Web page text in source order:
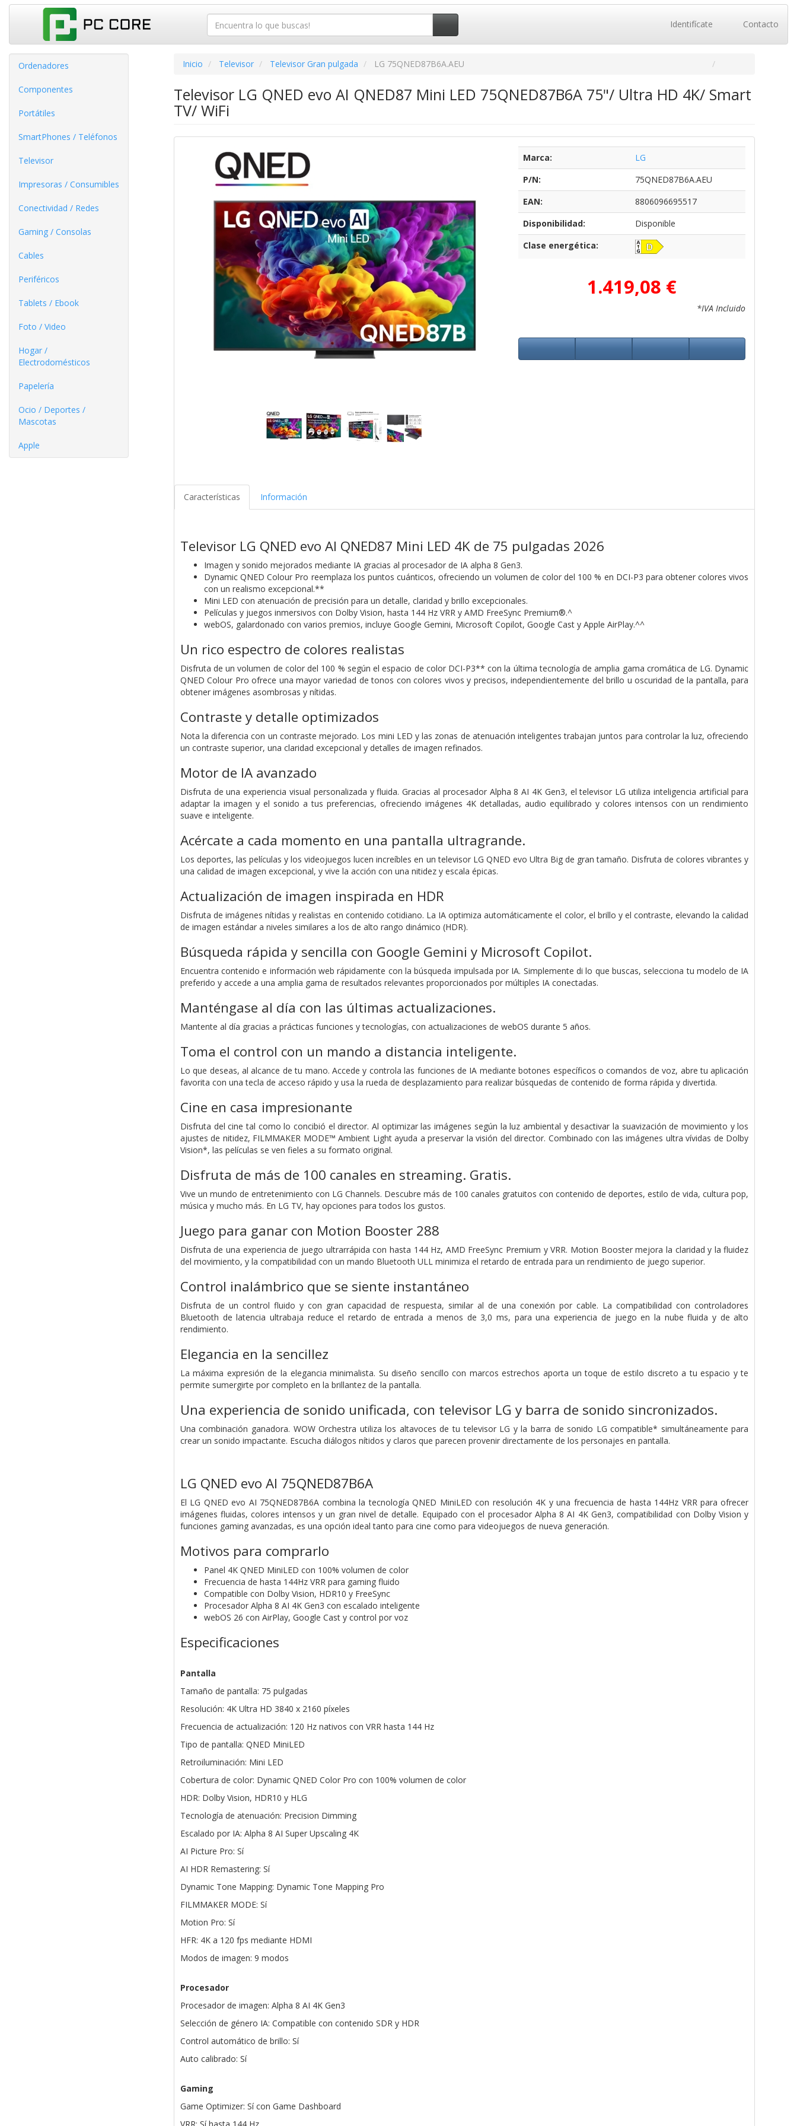
Identifícate Contacto
Ordenadores
Componentes
Portátiles
SmartPhones / Teléfonos
Televisor
Impresoras / Consumibles
Conectividad / Redes
Gaming / Consolas
Cables
Periféricos
Tablets / Ebook
Foto / Video
Hogar /
Electrodomésticos
Papelería
Ocio / Deportes /
Mascotas
Apple
Inicio Televisor Televisor Gran pulgada LG 75QNED87B6A.AEU
Televisor LG QNED evo AI QNED87 Mini LED 75QNED87B6A 75"/ Ultra HD 4K/ Smart
TV/ WiFi
Marca:
LG
P/N:
75QNED87B6A.AEU
EAN:
8806096695517
Disponibilidad:
Disponible
Clase energética:
1.419,08 €
*IVA Incluido
Características Información
Televisor LG QNED evo AI QNED87 Mini LED 4K de 75 pulgadas 2026
Imagen y sonido mejorados mediante IA gracias al procesador de IA alpha 8 Gen3.
Dynamic QNED Colour Pro reemplaza los puntos cuánticos, ofreciendo un volumen de color del 100 % en DCI-P3 para obtener colores vivos
con un realismo excepcional.**
Mini LED con atenuación de precisión para un detalle, claridad y brillo excepcionales.
Películas y juegos inmersivos con Dolby Vision, hasta 144 Hz VRR y AMD FreeSync Premium®.^
webOS, galardonado con varios premios, incluye Google Gemini, Microsoft Copilot, Google Cast y Apple AirPlay.^^
Un rico espectro de colores realistas
Disfruta de un volumen de color del 100 % según el espacio de color DCI-P3** con la última tecnología de amplia gama cromática de LG. Dynamic
QNED Colour Pro ofrece una mayor variedad de tonos con colores vivos y precisos, independientemente del brillo u oscuridad de la pantalla, para
obtener imágenes asombrosas y nítidas.
Contraste y detalle optimizados
Nota la diferencia con un contraste mejorado. Los mini LED y las zonas de atenuación inteligentes trabajan juntos para controlar la luz, ofreciendo
un contraste superior, una claridad excepcional y detalles de imagen refinados.
Motor de IA avanzado
Disfruta de una experiencia visual personalizada y fluida. Gracias al procesador Alpha 8 AI 4K Gen3, el televisor LG utiliza inteligencia artificial para
adaptar la imagen y el sonido a tus preferencias, ofreciendo imágenes 4K detalladas, audio equilibrado y colores intensos con un rendimiento
suave e inteligente.
Acércate a cada momento en una pantalla ultragrande.
Los deportes, las películas y los videojuegos lucen increíbles en un televisor LG QNED evo Ultra Big de gran tamaño. Disfruta de colores vibrantes y
una calidad de imagen excepcional, y vive la acción con una nitidez y escala épicas.
Actualización de imagen inspirada en HDR
Disfruta de imágenes nítidas y realistas en contenido cotidiano. La IA optimiza automáticamente el color, el brillo y el contraste, elevando la calidad
de imagen estándar a niveles similares a los de alto rango dinámico (HDR).
Búsqueda rápida y sencilla con Google Gemini y Microsoft Copilot.
Encuentra contenido e información web rápidamente con la búsqueda impulsada por IA. Simplemente di lo que buscas, selecciona tu modelo de IA
preferido y accede a una amplia gama de resultados relevantes proporcionados por múltiples IA conectadas.
Manténgase al día con las últimas actualizaciones.
Mantente al día gracias a prácticas funciones y tecnologías, con actualizaciones de webOS durante 5 años.
Toma el control con un mando a distancia inteligente.
Lo que deseas, al alcance de tu mano. Accede y controla las funciones de IA mediante botones específicos o comandos de voz, abre tu aplicación
favorita con una tecla de acceso rápido y usa la rueda de desplazamiento para realizar búsquedas de contenido de forma rápida y divertida.
Cine en casa impresionante
Disfruta del cine tal como lo concibió el director. Al optimizar las imágenes según la luz ambiental y desactivar la suavización de movimiento y los
ajustes de nitidez, FILMMAKER MODE™ Ambient Light ayuda a preservar la visión del director. Combinado con las imágenes ultra vívidas de Dolby
Vision*, las películas se ven fieles a su formato original.
Disfruta de más de 100 canales en streaming. Gratis.
Vive un mundo de entretenimiento con LG Channels. Descubre más de 100 canales gratuitos con contenido de deportes, estilo de vida, cultura pop,
música y mucho más. En LG TV, hay opciones para todos los gustos.
Juego para ganar con Motion Booster 288
Disfruta de una experiencia de juego ultrarrápida con hasta 144 Hz, AMD FreeSync Premium y VRR. Motion Booster mejora la claridad y la fluidez
del movimiento, y la compatibilidad con un mando Bluetooth ULL minimiza el retardo de entrada para un rendimiento de juego superior.
Control inalámbrico que se siente instantáneo
Disfruta de un control fluido y con gran capacidad de respuesta, similar al de una conexión por cable. La compatibilidad con controladores
Bluetooth de latencia ultrabaja reduce el retardo de entrada a menos de 3,0 ms, para una experiencia de juego en la nube fluida y de alto
rendimiento.
Elegancia en la sencillez
La máxima expresión de la elegancia minimalista. Su diseño sencillo con marcos estrechos aporta un toque de estilo discreto a tu espacio y te
permite sumergirte por completo en la brillantez de la pantalla.
Una experiencia de sonido unificada, con televisor LG y barra de sonido sincronizados.
Una combinación ganadora. WOW Orchestra utiliza los altavoces de tu televisor LG y la barra de sonido LG compatible* simultáneamente para
crear un sonido impactante. Escucha diálogos nítidos y claros que parecen provenir directamente de los personajes en pantalla.
LG QNED evo AI 75QNED87B6A
El LG QNED evo AI 75QNED87B6A combina la tecnología QNED MiniLED con resolución 4K y una frecuencia de hasta 144Hz VRR para ofrecer
imágenes fluidas, colores intensos y un gran nivel de detalle. Equipado con el procesador Alpha 8 AI 4K Gen3, compatibilidad con Dolby Vision y
funciones gaming avanzadas, es una opción ideal tanto para cine como para videojuegos de nueva generación.
Motivos para comprarlo
Panel 4K QNED MiniLED con 100% volumen de color
Frecuencia de hasta 144Hz VRR para gaming fluido
Compatible con Dolby Vision, HDR10 y FreeSync
Procesador Alpha 8 AI 4K Gen3 con escalado inteligente
webOS 26 con AirPlay, Google Cast y control por voz
Especificaciones
Pantalla
Tamaño de pantalla: 75 pulgadas
Resolución: 4K Ultra HD 3840 x 2160 píxeles
Frecuencia de actualización: 120 Hz nativos con VRR hasta 144 Hz
Tipo de pantalla: QNED MiniLED
Retroiluminación: Mini LED
Cobertura de color: Dynamic QNED Color Pro con 100% volumen de color
HDR: Dolby Vision, HDR10 y HLG
Tecnología de atenuación: Precision Dimming
Escalado por IA: Alpha 8 AI Super Upscaling 4K
AI Picture Pro: Sí
AI HDR Remastering: Sí
Dynamic Tone Mapping: Dynamic Tone Mapping Pro
FILMMAKER MODE: Sí
Motion Pro: Sí
HFR: 4K a 120 fps mediante HDMI
Modos de imagen: 9 modos
Procesador
Procesador de imagen: Alpha 8 AI 4K Gen3
Selección de género IA: Compatible con contenido SDR y HDR
Control automático de brillo: Sí
Auto calibrado: Sí
Gaming
Game Optimizer: Sí con Game Dashboard